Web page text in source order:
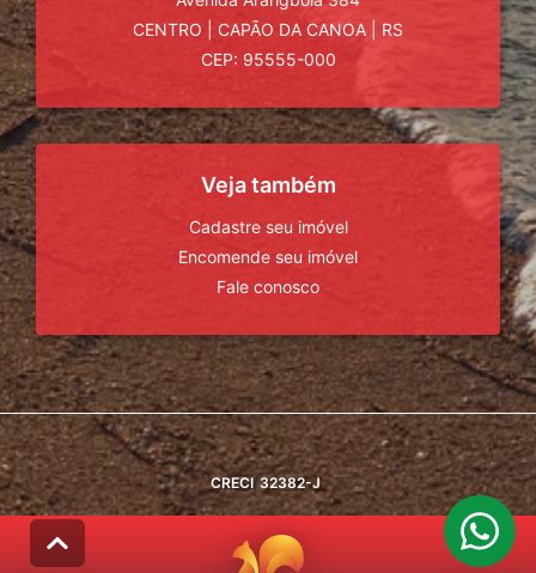
CENTRO
CAPÃO DA CANOA
RS
CEP: 95555-000
Veja também
Cadastre seu imóvel
Encomende seu imóvel
Fale conosco
CRECI 32382-J